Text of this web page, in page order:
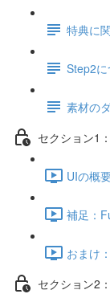
特典に
Step2に
素材の
セクション1
UIの概
補足：
おまけ
セクション2